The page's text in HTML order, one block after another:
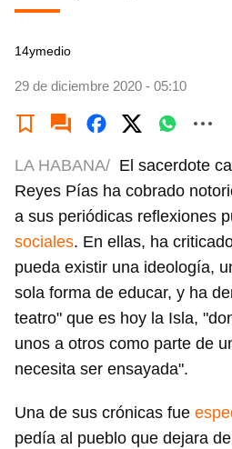
14ymedio
29 de diciembre 2020 - 05:10
LA HABANA/ El sacerdote
Reyes Pías ha cobrado
a sus periódicas reflexiones
sociales. En ellas, ha
pueda existir una ideología,
sola forma de educar, y ha
teatro" que es hoy la Isla,
unos a otros como parte de
necesita ser ensayada".
Una de sus crónicas fue
pedía al pueblo que dejara